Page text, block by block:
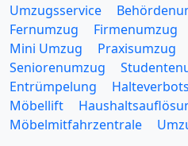
Umzugsservice
Fernumzug
Firmenumzug
Mini Umzug
Praxisumzug
Seniorenumzug
Entrümpelung
Möbellift
Möbelmitfahrzentrale